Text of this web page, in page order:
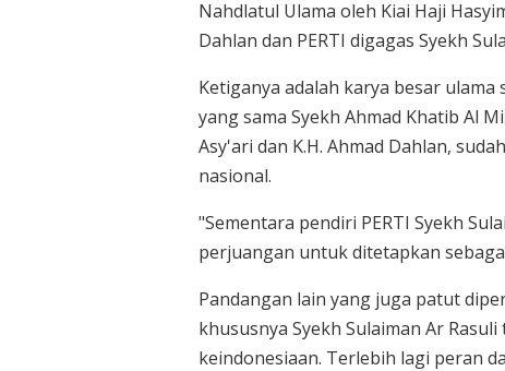
Nahdlatul Ulama oleh Kiai Haji
Dahlan dan PERTI digagas Syekh
Ketiganya adalah karya besar
yang sama Syekh Ahmad Khatib Al
Asy'ari dan K.H. Ahmad Dahlan,
nasional.
"Sementara pendiri PERTI Syekh
perjuangan untuk ditetapkan
Pandangan lain yang juga patut
khususnya Syekh Sulaiman Ar
keindonesiaan. Terlebih lagi peran